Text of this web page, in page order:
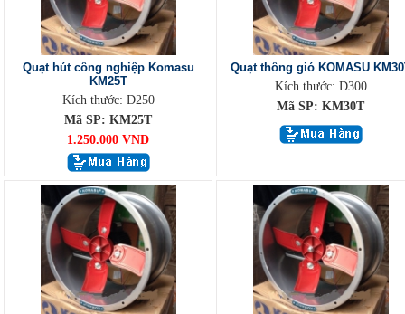
Quạt hút công nghiệp Komasu
KM25T
Kích thước: D250
Mã SP: KM25T
1.250.000 VND
Quạt thông gió KOMASU
Kích thước: D300
Mã SP: KM30T